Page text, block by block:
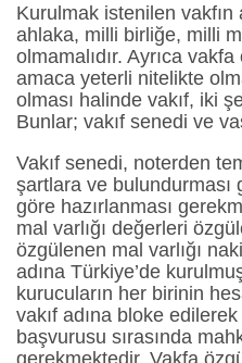
Kurulmak istenilen vakfın
ahlaka, milli birliğe, milli
olmamalıdır. Ayrıca
amaca yeterli nitelikte
olması halinde vakıf, iki
Bunlar; vakıf senedi ve
Vakıf senedi, noterden
şartlara ve bulundurması
göre hazırlanması
mal varlığı değerleri
özgülenen mal varlığı
adına Türkiye’de
kurucuların her birinin
vakıf adına bloke
başvurusu sırasında
gerekmektedir. Vakfa